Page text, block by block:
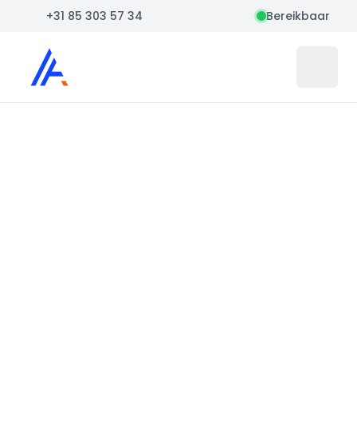
+31 85 303 57 34 Bereikbaar
Auto Atlas